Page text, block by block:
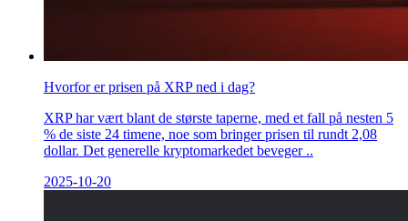
Hvorfor er prisen på XRP ned i dag?
XRP har vært blant de største taperne, med et fall på nesten 5
% de siste 24 timene, noe som bringer prisen til rundt 2,08
dollar. Det generelle kryptomarkedet beveger ..
2025-10-20